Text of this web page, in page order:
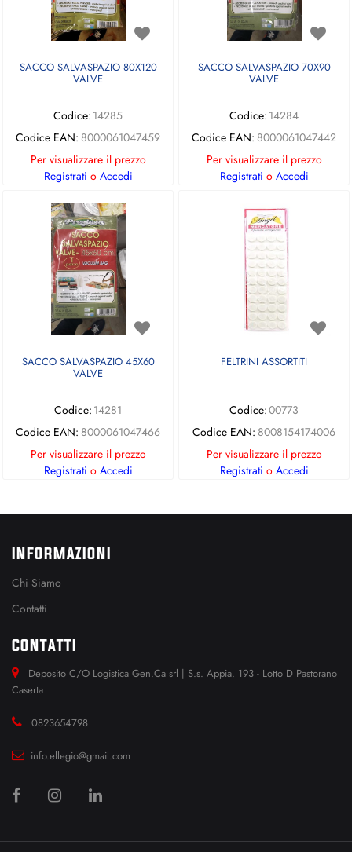
SACCO SALVASPAZIO 80X120
VALVE
Codice: 14285
Codice EAN: 8000061047459
Per visualizzare il prezzo
Registrati o Accedi
SACCO SALVASPAZIO 70X90
VALVE
Codice: 14284
Codice EAN: 8000061047442
Per visualizzare il prezzo
Registrati o Accedi
SACCO SALVASPAZIO 45X60
VALVE
Codice: 14281
Codice EAN: 8000061047466
Per visualizzare il prezzo
Registrati o Accedi
FELTRINI ASSORTITI
Codice:00773
Codice EAN: 8008154174006
Per visualizzare il prezzo
Registrati o Accedi
INFORMAZIONI
Chi Siamo
Contatti
CONTATTI
Deposito C/O Logistica Gen.Ca srl | S.s. Appia. 193 - Lotto D Pastorano
Caserta
0823654798
info.ellegio@gmail.com